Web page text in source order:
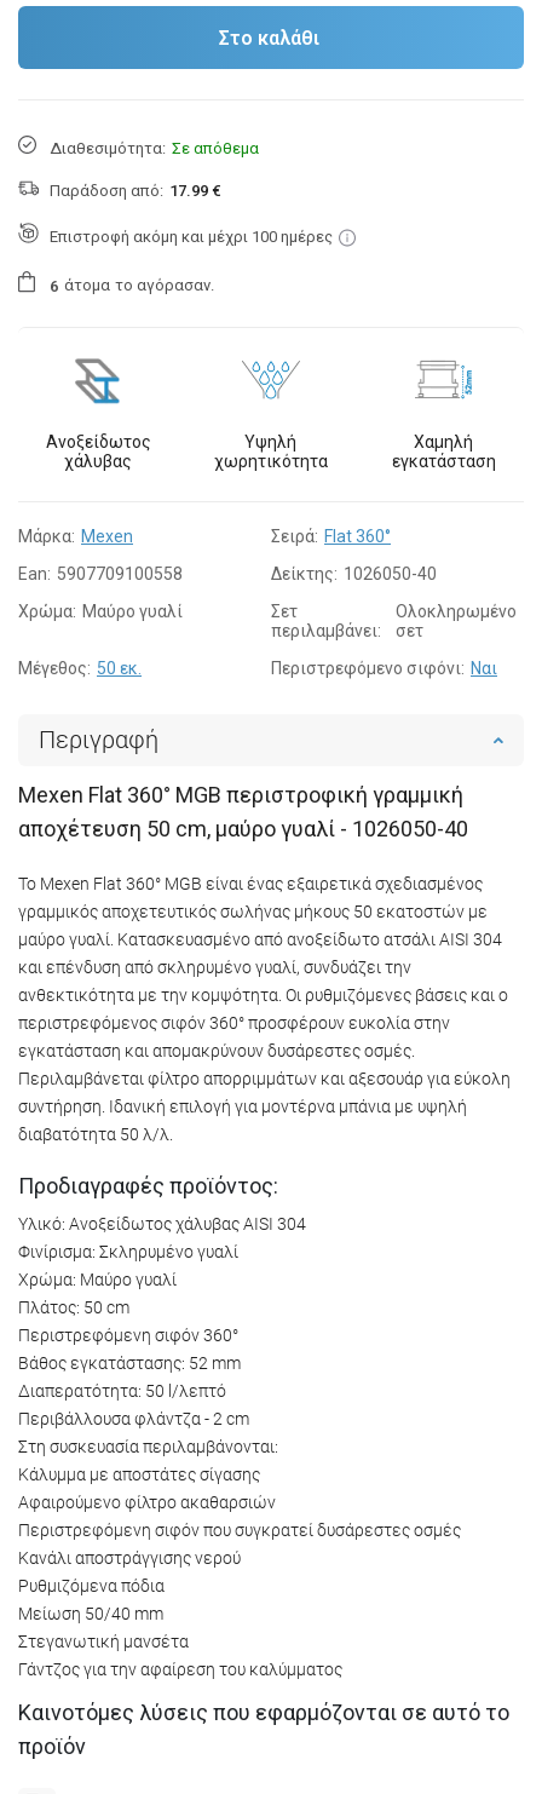
Στο καλάθι
Διαθεσιμότητα: Σε απόθεμα
Παράδοση από: 17.99 €
Επιστροφή ακόμη και μέχρι 100 ημέρες
6 άτομα το αγόρασαν.
Ανοξείδωτος
χάλυβας
Υψηλή
χωρητικότητα
Χαμηλή
εγκατάσταση
Μάρκα: Mexen Σειρά: Flat 360°
Ean: 5907709100558 Δείκτης: 1026050-40
Χρώμα: Μαύρο γυαλί
Σετ
περιλαμβάνει:
Ολοκληρωμένο
σετ
Μέγεθος: 50 εκ. Περιστρεφόμενο σιφόνι: Ναι
Περιγραφή
Mexen Flat 360° MGB περιστροφική γραμμική
αποχέτευση 50 cm, μαύρο γυαλί - 1026050-40
Το Mexen Flat 360° MGB είναι ένας εξαιρετικά σχεδιασμένος
γραμμικός αποχετευτικός σωλήνας μήκους 50 εκατοστών με
μαύρο γυαλί. Κατασκευασμένο από ανοξείδωτο ατσάλι AISI 304
και επένδυση από σκληρυμένο γυαλί, συνδυάζει την
ανθεκτικότητα με την κομψότητα. Οι ρυθμιζόμενες βάσεις και ο
περιστρεφόμενος σιφόν 360° προσφέρουν ευκολία στην
εγκατάσταση και απομακρύνουν δυσάρεστες οσμές.
Περιλαμβάνεται φίλτρο απορριμμάτων και αξεσουάρ για εύκολη
συντήρηση. Ιδανική επιλογή για μοντέρνα μπάνια με υψηλή
διαβατότητα 50 λ/λ.
Προδιαγραφές προϊόντος:
Υλικό: Ανοξείδωτος χάλυβας AISI 304
Φινίρισμα: Σκληρυμένο γυαλί
Χρώμα: Μαύρο γυαλί
Πλάτος: 50 cm
Περιστρεφόμενη σιφόν 360°
Βάθος εγκατάστασης: 52 mm
Διαπερατότητα: 50 l/λεπτό
Περιβάλλουσα φλάντζα - 2 cm
Στη συσκευασία περιλαμβάνονται:
Κάλυμμα με αποστάτες σίγασης
Αφαιρούμενο φίλτρο ακαθαρσιών
Περιστρεφόμενη σιφόν που συγκρατεί δυσάρεστες οσμές
Κανάλι αποστράγγισης νερού
Ρυθμιζόμενα πόδια
Μείωση 50/40 mm
Στεγανωτική μανσέτα
Γάντζος για την αφαίρεση του καλύμματος
Καινοτόμες λύσεις που εφαρμόζονται σε αυτό το
προϊόν